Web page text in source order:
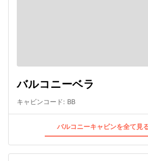
バルコニーベラ
キャビンコード: BB
バルコニーキャビンを全て見